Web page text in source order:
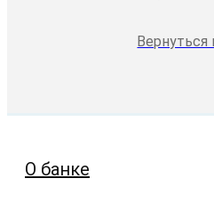
Вернуться
О банке